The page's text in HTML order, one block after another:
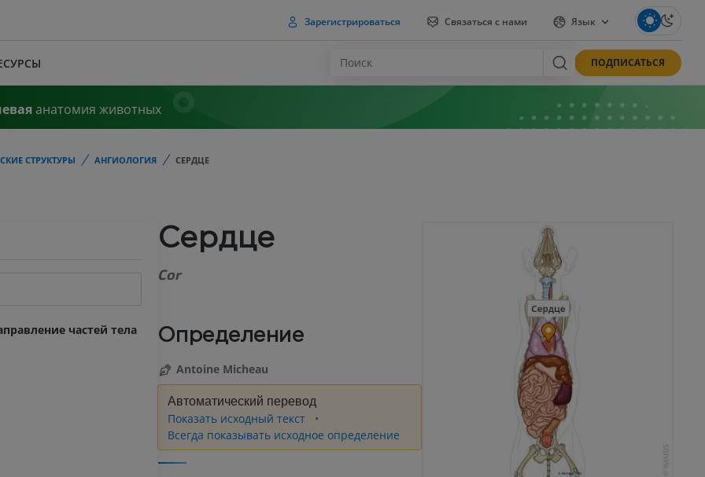
Зарегистрироваться Связаться с нами Язык
ПОДПИСАТЬСЯ
анатомия животных
СТРУКТУРЫ АНГИОЛОГИЯ СЕРДЦЕ
частей тела
Сердце
Cor
Определение
Antoine Micheau
Автоматический перевод
Показать исходный текст
Всегда показывать исходное определение